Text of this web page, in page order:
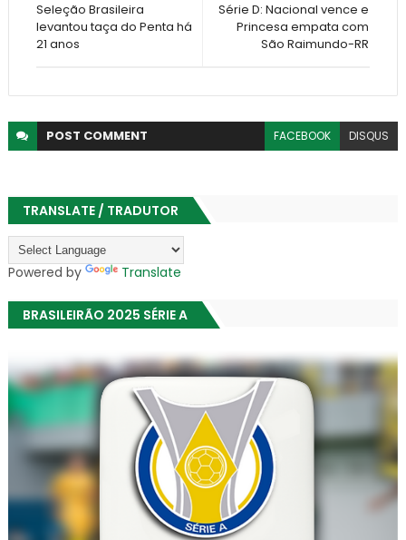
Série D: Nacional vence e
Princesa empata com
São Raimundo-RR
Seleção Brasileira
levantou taça do Penta há
21 anos
POST COMMENT FACEBOOK DISQUS
TRANSLATE / TRADUTOR
Powered by Translate
BRASILEIRÃO 2025 SÉRIE A